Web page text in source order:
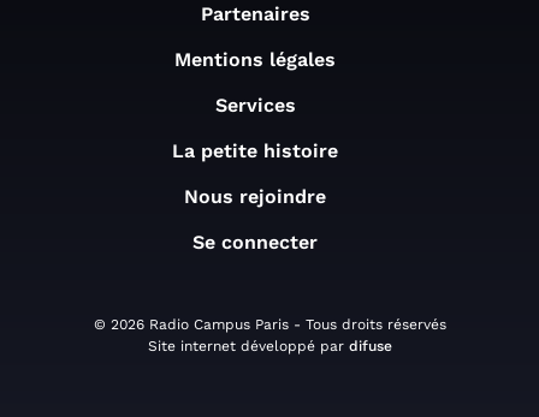
Partenaires
Mentions légales
Services
La petite histoire
Nous rejoindre
Se connecter
© 2026 Radio Campus Paris - Tous droits réservés
Site internet développé par difuse